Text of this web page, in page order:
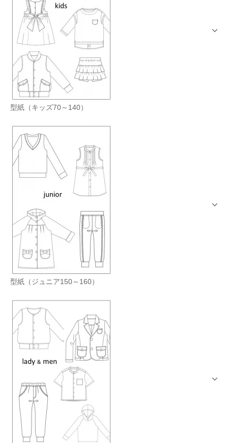
型紙（キッズ70～140）
型紙（ジュニア150～160）